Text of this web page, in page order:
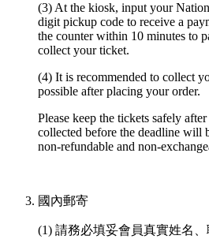
(3) At the kiosk, input your
digit pickup code to receive a
the counter within 10 minutes to
collect your ticket.
(4) It is recommended to collect
possible after placing your order.
Please keep the tickets safely
collected before the deadline will
non-refundable and non-
國內郵寄
(1) 請務必填妥會員真實姓名